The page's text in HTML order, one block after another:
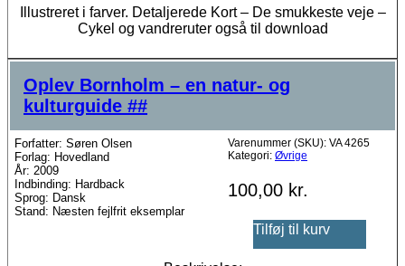
Illustreret i farver. Detaljerede Kort – De smukkeste veje –
Cykel og vandreruter også til download
Oplev Bornholm – en natur- og
kulturguide ##
Forfatter: Søren Olsen
Forlag: Hovedland
År: 2009
Indbinding: Hardback
Sprog: Dansk
Stand: Næsten fejlfrit eksemplar
Varenummer (SKU): VA 4265
Kategori: Øvrige
100,00 kr.
Tilføj til kurv